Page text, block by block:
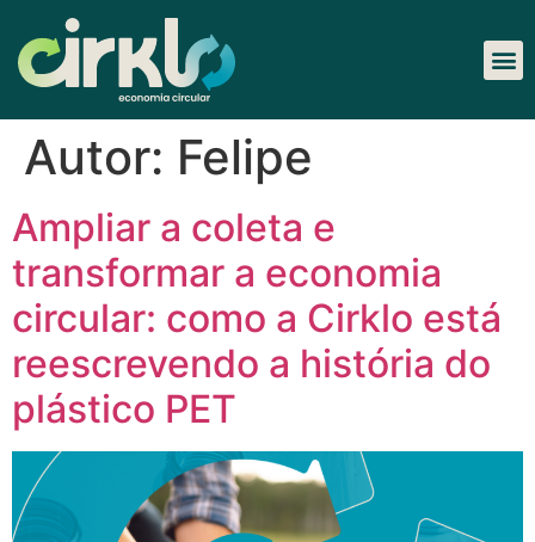
Autor: Felipe
Ampliar a coleta e
transformar a economia
circular: como a Cirklo está
reescrevendo a história do
plástico PET